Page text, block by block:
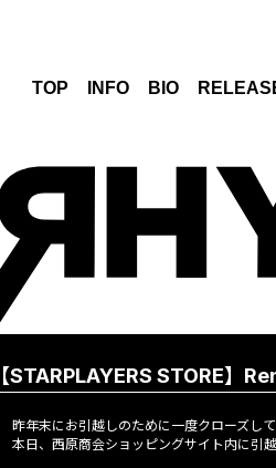
TOP INFO BIO
【STARPLAYERS STORE】
昨年末にお引越しのために一度クローズし
本日、西原商会ショッピングサイト内に引